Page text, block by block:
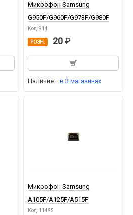
Микрофон Samsung
G950F/G960F/G973F/G980F
Код: 914
РОЗН. 20
Наличие: в 3 магазинах
Микрофон Samsung
A105F/A125F/A515F
Код: 11485